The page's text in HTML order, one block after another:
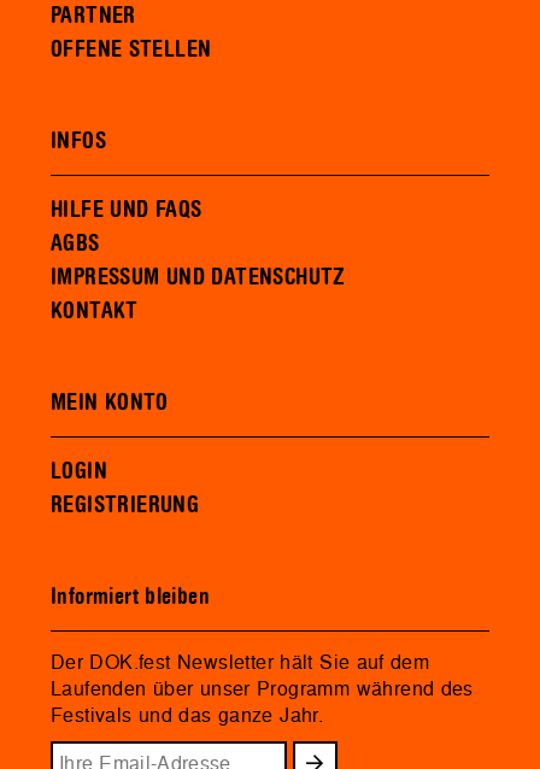
PARTNER
OFFENE STELLEN
INFOS
HILFE UND FAQS
AGBS
IMPRESSUM UND DATENSCHUTZ
KONTAKT
MEIN KONTO
LOGIN
REGISTRIERUNG
Informiert bleiben
Der DOK.fest Newsletter hält Sie auf dem
Laufenden über unser Programm während des
Festivals und das ganze Jahr.